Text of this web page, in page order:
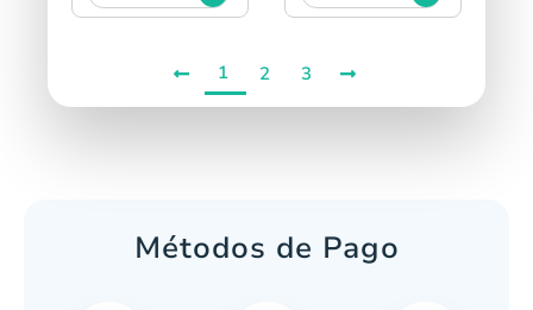
1 2 3
Métodos de Pago